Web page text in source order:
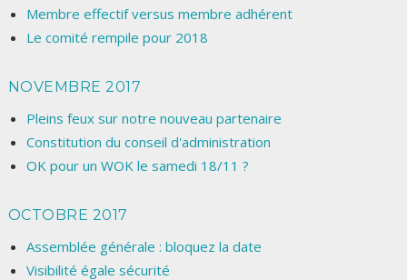
Membre effectif versus membre adhérent
Le comité rempile pour 2018
NOVEMBRE 2017
Pleins feux sur notre nouveau partenaire
Constitution du conseil d'administration
OK pour un WOK le samedi 18/11 ?
OCTOBRE 2017
Assemblée générale : bloquez la date
Visibilité égale sécurité